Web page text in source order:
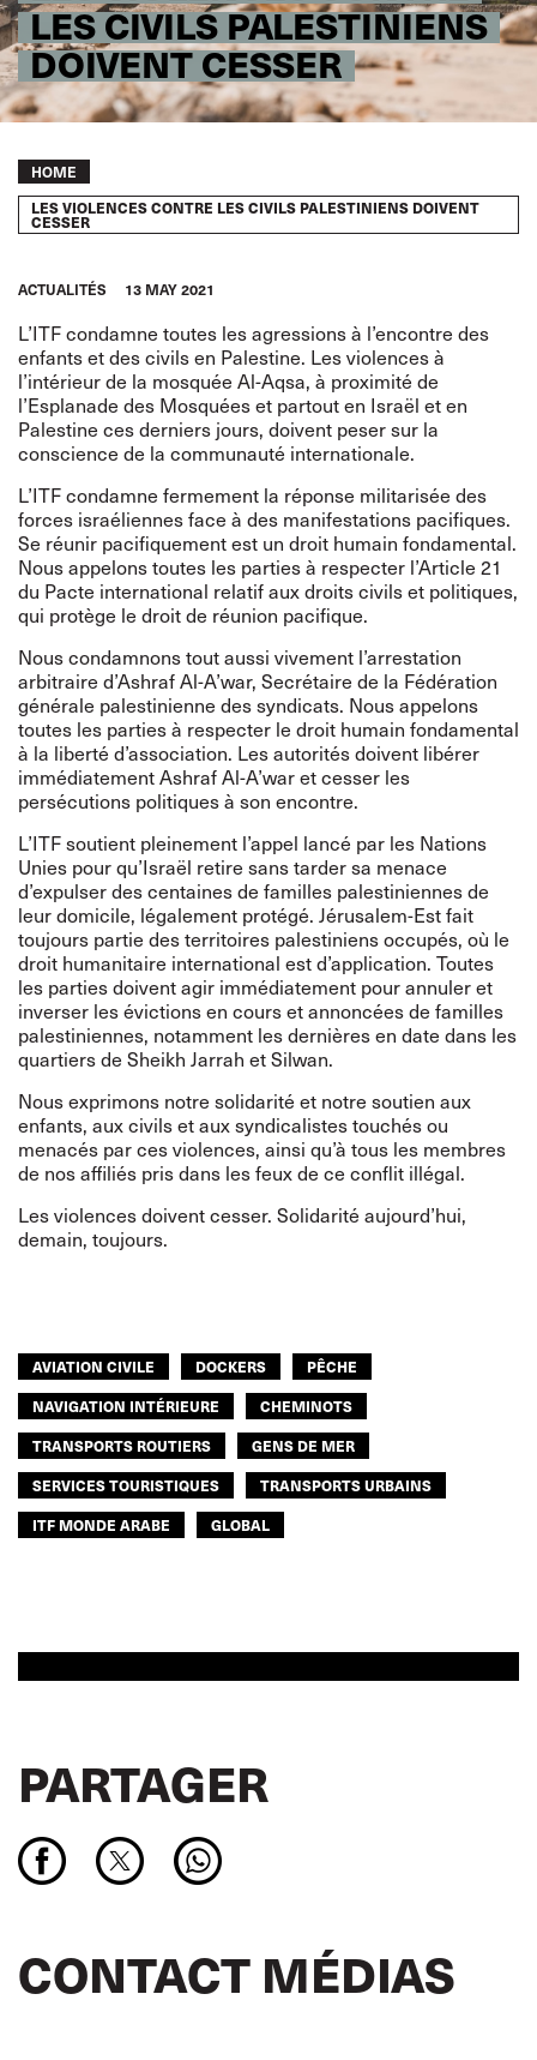
LES CIVILS PALESTINIENS
DOIVENT CESSER
Breadcrumb
HOME
LES VIOLENCES CONTRE LES CIVILS PALESTINIENS DOIVENT
CESSER
ACTUALITÉS 13 MAY 2021
L’ITF condamne toutes les agressions à l’encontre des
enfants et des civils en Palestine. Les violences à
l’intérieur de la mosquée Al-Aqsa, à proximité de
l’Esplanade des Mosquées et partout en Israël et en
Palestine ces derniers jours, doivent peser sur la
conscience de la communauté internationale.
L’ITF condamne fermement la réponse militarisée des
forces israéliennes face à des manifestations pacifiques.
Se réunir pacifiquement est un droit humain fondamental.
Nous appelons toutes les parties à respecter l’Article 21
du Pacte international relatif aux droits civils et politiques,
qui protège le droit de réunion pacifique.
Nous condamnons tout aussi vivement l’arrestation
arbitraire d’Ashraf Al-A’war, Secrétaire de la Fédération
générale palestinienne des syndicats. Nous appelons
toutes les parties à respecter le droit humain fondamental
à la liberté d’association. Les autorités doivent libérer
immédiatement Ashraf Al-A’war et cesser les
persécutions politiques à son encontre.
L’ITF soutient pleinement l’appel lancé par les Nations
Unies pour qu’Israël retire sans tarder sa menace
d’expulser des centaines de familles palestiniennes de
leur domicile, légalement protégé. Jérusalem-Est fait
toujours partie des territoires palestiniens occupés, où le
droit humanitaire international est d’application. Toutes
les parties doivent agir immédiatement pour annuler et
inverser les évictions en cours et annoncées de familles
palestiniennes, notamment les dernières en date dans les
quartiers de Sheikh Jarrah et Silwan.
Nous exprimons notre solidarité et notre soutien aux
enfants, aux civils et aux syndicalistes touchés ou
menacés par ces violences, ainsi qu’à tous les membres
de nos affiliés pris dans les feux de ce conflit illégal.
Les violences doivent cesser. Solidarité aujourd’hui,
demain, toujours.
AVIATION CIVILE DOCKERS
PÊCHE
NAVIGATION INTÉRIEURE
CHEMINOTS
TRANSPORTS ROUTIERS
GENS DE MER
SERVICES TOURISTIQUES
TRANSPORTS URBAINS
ITF MONDE ARABE
GLOBAL
PARTAGER
CONTACT MÉDIAS